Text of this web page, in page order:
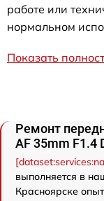
работе или
нормальном
Показать
Ремонт
AF 35mm F1.4
выполняется в
Красноярске